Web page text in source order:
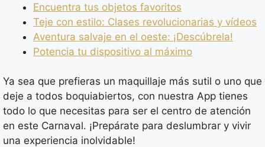
Encuentra tus objetos favoritos
Teje con estilo: Clases revolucionarias y vídeos
Aventura salvaje en el oeste: ¡Descúbrela!
Potencia tu dispositivo al máximo
Ya sea que prefieras un maquillaje más sutil o uno que
deje a todos boquiabiertos, con nuestra App tienes
todo lo que necesitas para ser el centro de atención
en este Carnaval. ¡Prepárate para deslumbrar y vivir
una experiencia inolvidable!